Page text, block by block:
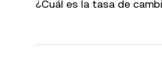
¿Cuál es la tasa de